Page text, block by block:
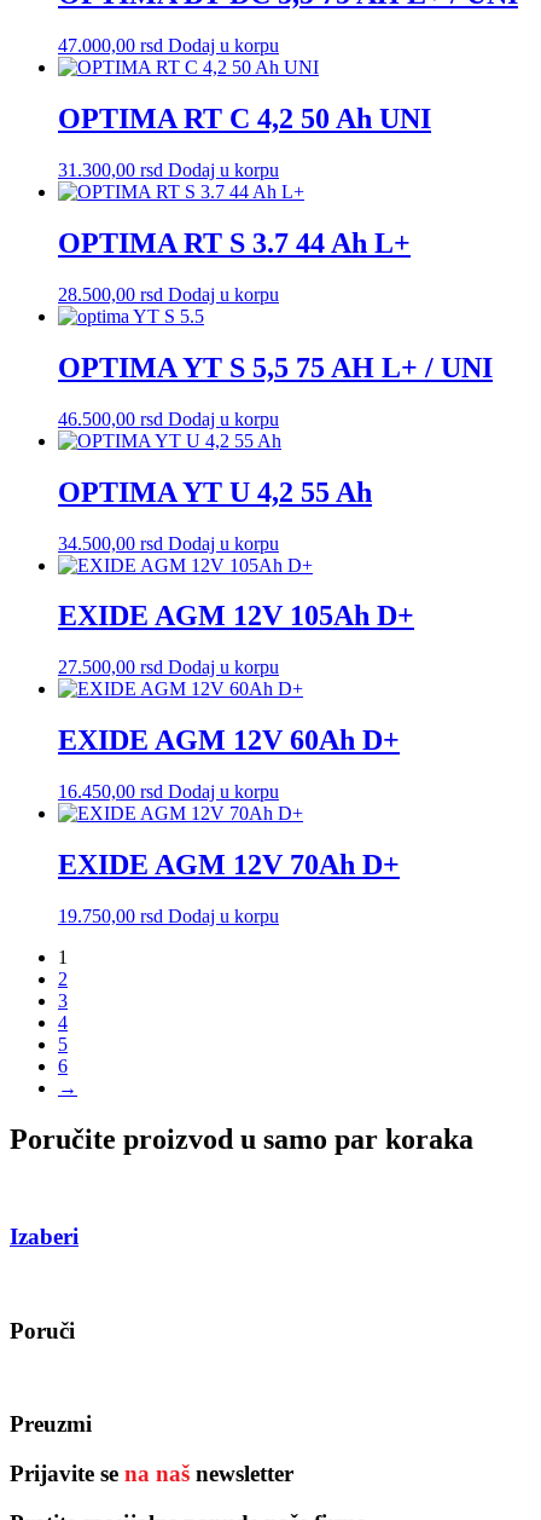
47.000,00 rsd Dodaj u korpu
OPTIMA RT C 4,2 50 Ah UNI
31.300,00 rsd Dodaj u korpu
OPTIMA RT S 3.7 44 Ah L+
28.500,00 rsd Dodaj u korpu
OPTIMA YT S 5,5 75 AH L+ / UNI
46.500,00 rsd Dodaj u korpu
OPTIMA YT U 4,2 55 Ah
34.500,00 rsd Dodaj u korpu
EXIDE AGM 12V 105Ah D+
27.500,00 rsd Dodaj u korpu
EXIDE AGM 12V 60Ah D+
16.450,00 rsd Dodaj u korpu
EXIDE AGM 12V 70Ah D+
19.750,00 rsd Dodaj u korpu
1
2
3
4
5
6
→
Poručite proizvod u samo par koraka
Izaberi
Poruči
Preuzmi
Prijavite se na naš newsletter